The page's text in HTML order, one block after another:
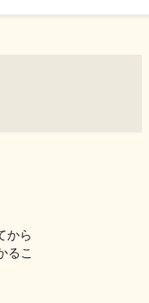
から
るこ